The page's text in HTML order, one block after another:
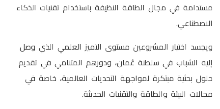
مستدامة في مجال الطاقة النظيفة باستخدام تقنيات الذكاء
الاصطناعي.
ويجسد اختيار المشروعين مستوى التميز العلمي الذي وصل
إليه الشباب في سلطنة عُمان، ودورهم المتنامي في تقديم
حلول بحثية مبتكرة لمواجهة التحديات العالمية، خاصة في
مجالات البيئة والطاقة والتقنيات الحديثة.